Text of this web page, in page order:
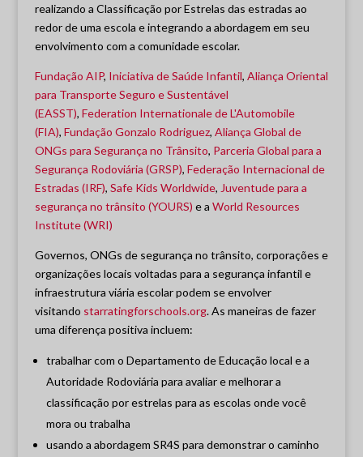
realizando a Classificação por Estrelas das estradas ao
redor de uma escola e integrando a abordagem em seu
envolvimento com a comunidade escolar.
Fundação AIP, Iniciativa de Saúde Infantil, Aliança Oriental
para Transporte Seguro e Sustentável
(EASST), Federation Internationale de L'Automobile
(FIA), Fundação Gonzalo Rodriguez, Aliança Global de
ONGs para Segurança no Trânsito, Parceria Global para a
Segurança Rodoviária (GRSP), Federação Internacional de
Estradas (IRF), Safe Kids Worldwide, Juventude para a
segurança no trânsito (YOURS) e a World Resources
Institute (WRI)
Governos, ONGs de segurança no trânsito, corporações e
organizações locais voltadas para a segurança infantil e
infraestrutura viária escolar podem se envolver
visitando starratingforschools.org. As maneiras de fazer
uma diferença positiva incluem:
trabalhar com o Departamento de Educação local e a
Autoridade Rodoviária para avaliar e melhorar a
classificação por estrelas para as escolas onde você
mora ou trabalha
usando a abordagem SR4S para demonstrar o caminho